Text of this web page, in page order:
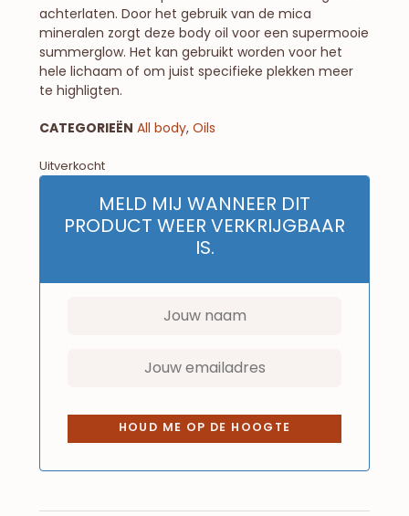
achterlaten. Door het gebruik van de mica
mineralen zorgt deze body oil voor een supermooie
summerglow. Het kan gebruikt worden voor het
hele lichaam of om juist specifieke plekken meer
te highligten.
CATEGORIEËN All body, Oils
Uitverkocht
MELD MIJ WANNEER DIT
PRODUCT WEER VERKRIJGBAAR
IS.